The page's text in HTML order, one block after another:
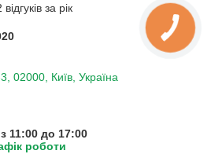
за рік
02000, Київ, Україна
11:00 до 17:00
роботи